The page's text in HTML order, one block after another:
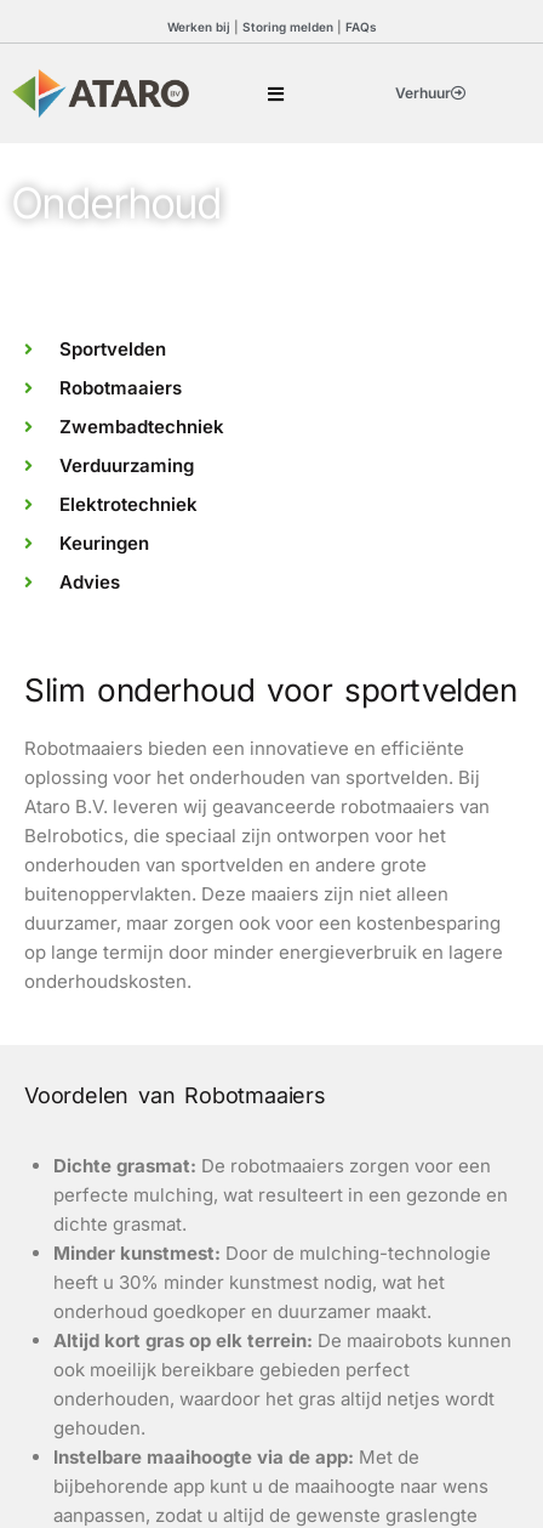
Werken bij Storing melden| FAQs
Verhuur
Onderhoud
Sportvelden
Robotmaaiers
Zwembadtechniek
Verduurzaming
Elektrotechniek
Keuringen
Advies
Slim onderhoud voor sportvelden
Robotmaaiers bieden een innovatieve en efficiënte
oplossing voor het onderhouden van sportvelden. Bij
Ataro B.V. leveren wij geavanceerde robotmaaiers van
Belrobotics, die speciaal zijn ontworpen voor het
onderhouden van sportvelden en andere grote
buitenoppervlakten. Deze maaiers zijn niet alleen
duurzamer, maar zorgen ook voor een kostenbesparing
op lange termijn door minder energieverbruik en lagere
onderhoudskosten.
Voordelen van Robotmaaiers
Dichte grasmat: De robotmaaiers zorgen voor een
perfecte mulching, wat resulteert in een gezonde en
dichte grasmat.
Minder kunstmest: Door de mulching-technologie
heeft u 30% minder kunstmest nodig, wat het
onderhoud goedkoper en duurzamer maakt.
Altijd kort gras op elk terrein: De maairobots kunnen
ook moeilijk bereikbare gebieden perfect
onderhouden, waardoor het gras altijd netjes wordt
gehouden.
Instelbare maaihoogte via de app: Met de
bijbehorende app kunt u de maaihoogte naar wens
aanpassen, zodat u altijd de gewenste graslengte